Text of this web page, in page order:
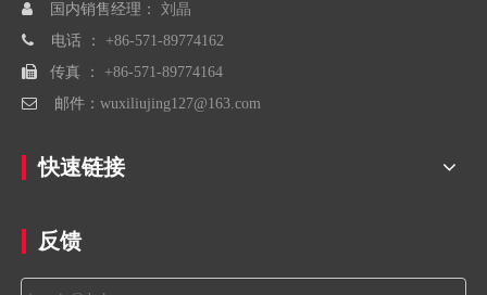
 国内销售经理： 刘晶
 电话 ： +86-571-89774162
 传真 ： +86-571-89774164
 邮件： wuxiliujing127@163.com
快速链接
反馈